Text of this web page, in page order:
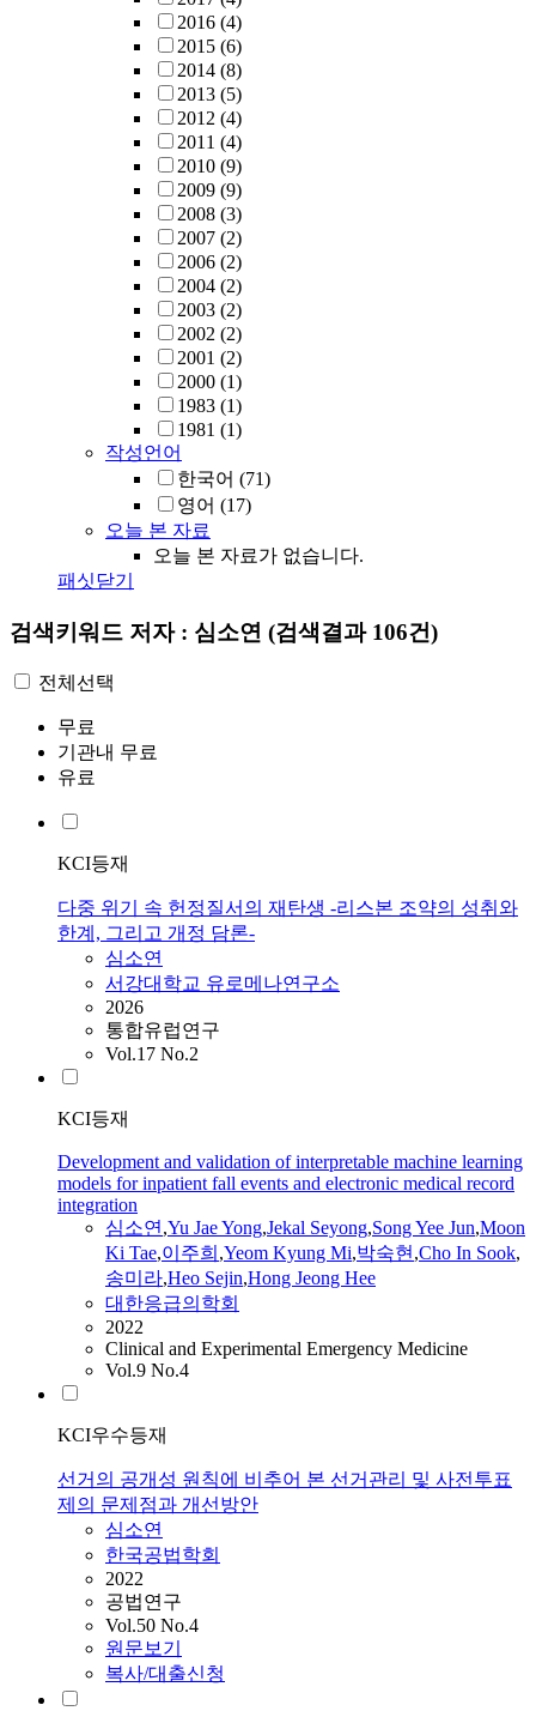
2016 (4)
2015 (6)
2014 (8)
2013 (5)
2012 (4)
2011 (4)
2010 (9)
2009 (9)
2008 (3)
2007 (2)
2006 (2)
2004 (2)
2003 (2)
2002 (2)
2001 (2)
2000 (1)
1983 (1)
1981 (1)
작성언어
한국어 (71)
영어 (17)
오늘 본 자료
오늘 본 자료가 없습니다.
패싯닫기
검색키워드 저자 : 심소연 (검색결과 106건)
전체선택
무료
기관내 무료
유료
KCI등재
다중 위기 속 헌정질서의 재탄생 -리스본 조약의 성취와
한계, 그리고 개정 담론-
심소연
서강대학교 유로메나연구소
2026
통합유럽연구
Vol.17 No.2
KCI등재
Development and validation of interpretable machine learning
models for inpatient fall events and electronic medical record
integration
심소연,Yu Jae Yong,Jekal Seyong,Song Yee Jun,Moon
Ki Tae,이주희 ,Yeom Kyung Mi,박숙현,Cho In Sook,
송미라,Heo Sejin,Hong Jeong Hee
대한응급의학회
2022
Clinical and Experimental Emergency Medicine
Vol.9 No.4
KCI우수등재
선거의 공개성 원칙에 비추어 본 선거관리 및 사전투표
제의 문제점과 개선방안
심소연
한국공법학회
2022
공법연구
Vol.50 No.4
원문보기
복사/대출신청